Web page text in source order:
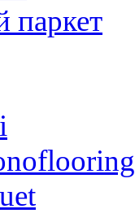
паркет